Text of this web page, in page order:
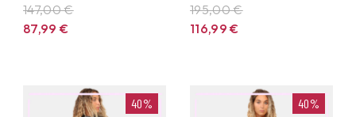
147,00 €
87,99€
195,00 €
116,99€
40% 40%